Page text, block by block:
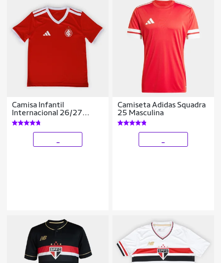
Camisa Infantil
Internacional 26/27
Fanshirt Adidas Masculina
Camiseta Adidas Squadra
25 Masculina